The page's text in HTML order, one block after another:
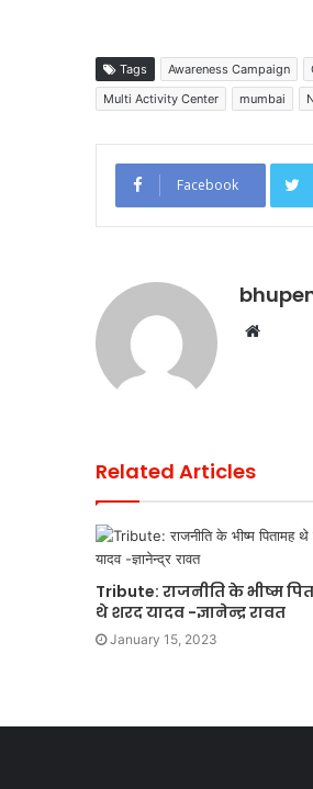
b
o
o
k
A
p
p
Tags Awareness Campaign
Multi Activity Center
mumbai
Facebook
Website
Related Articles
Tribute: राजनीति के भीष्म
थे शरद यादव -ज्ञानेन्द्र रावत
January 15, 2023